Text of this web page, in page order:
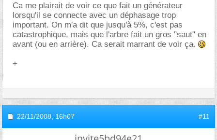
Ca me plairait de voir ce que fait un générateur
lorsqu'il se connecte avec un déphasage trop
important. On m'a dit que jusqu'à 5%, c'est pas
catastrophique, mais que l'arbre fait un gros "saut" en
avant (ou en arrière). Ca serait marrant de voir ça.
+
22/11/2008, 16h07 #11